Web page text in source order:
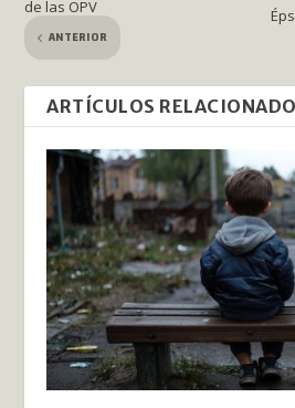
de las OPV
ANTERIOR
ARTÍCULOS